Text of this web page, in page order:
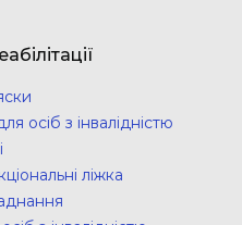
осіб з інвалідністю
ліжка